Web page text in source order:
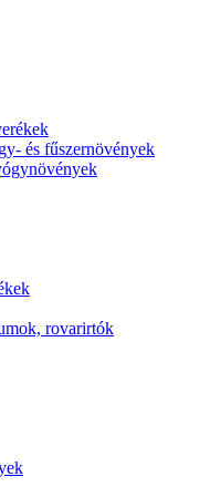
és fűszernövények
rovarirtók